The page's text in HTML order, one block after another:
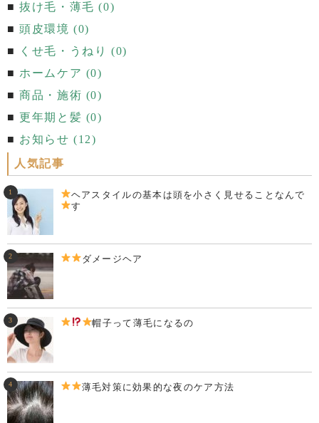
抜け毛・薄毛 (0)
頭皮環境 (0)
くせ毛・うねり (0)
ホームケア (0)
商品・施術 (0)
更年期と髪 (0)
お知らせ (12)
人気記事
ヘアスタイルの基本は頭を小さく見せることなんで
す
ダメージヘア
帽子って薄毛になるの
薄毛対策に効果的な夜のケア方法